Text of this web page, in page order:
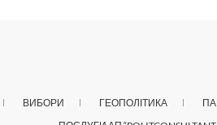
ВИБОРИ ГЕОПОЛІТИКА